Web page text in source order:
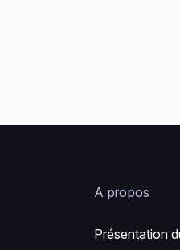
A propos
Présentation